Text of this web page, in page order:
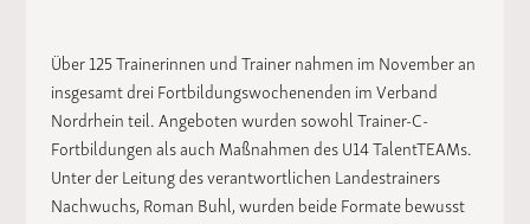
Über 125 Trainerinnen und Trainer nahmen im November an
insgesamt drei Fortbildungswochenenden im Verband
Nordrhein teil. Angeboten wurden sowohl Trainer-C-
Fortbildungen als auch Maßnahmen des U14 TalentTEAMs.
Unter der Leitung des verantwortlichen Landestrainers
Nachwuchs, Roman Buhl, wurden beide Formate bewusst